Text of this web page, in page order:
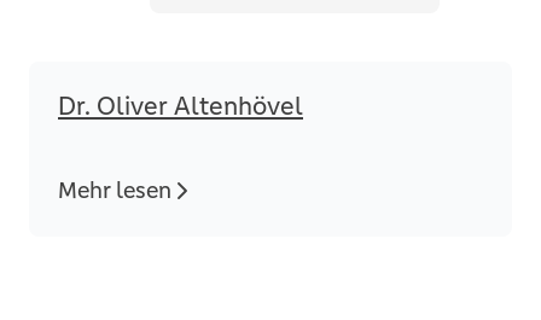
Dr. Oliver Altenhövel
Mehr lesen